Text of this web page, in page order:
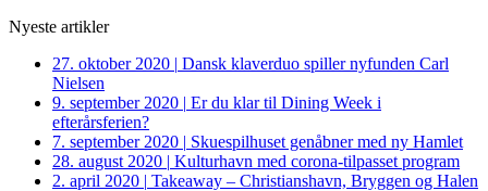
Nyeste artikler
27. oktober 2020 | Dansk klaverduo spiller nyfunden Carl
Nielsen
9. september 2020 | Er du klar til Dining Week i
efterårsferien?
7. september 2020 | Skuespilhuset genåbner med ny Hamlet
28. august 2020 | Kulturhavn med corona-tilpasset program
2. april 2020 | Takeaway – Christianshavn, Bryggen og Halen